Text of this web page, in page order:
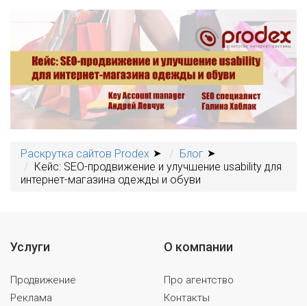
Раскрутка сайтов Prodex
Блог
Кейс: SEO-продвижение и улучшение usability для
интернет-магазина одежды и обуви
Услуги
Продвижение
Реклама
О компании
Про агентство
Контакты